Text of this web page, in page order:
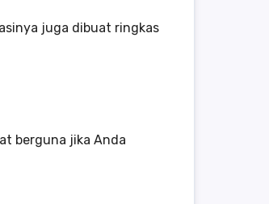
juga dibuat ringkas
berguna jika Anda